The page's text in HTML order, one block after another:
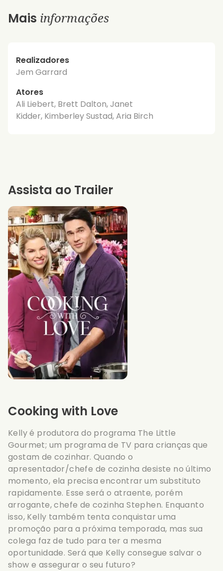
Mais informações
Realizadores
Jem Garrard
Atores
Ali Liebert, Brett Dalton, Janet
Kidder, Kimberley Sustad, Aria Birch
Cooking with Love
Kelly é produtora do programa The Little
Gourmet; um programa de TV para crianças que
gostam de cozinhar. Quando o
apresentador/chefe de cozinha desiste no último
momento, ela precisa encontrar um substituto
rapidamente. Esse será o atraente, porém
arrogante, chefe de cozinha Stephen. Enquanto
isso, Kelly também tenta conquistar uma
promoção para a próxima temporada, mas sua
colega faz de tudo para ter a mesma
oportunidade. Será que Kelly consegue salvar o
show e assegurar o seu futuro?
Assista ao Trailer